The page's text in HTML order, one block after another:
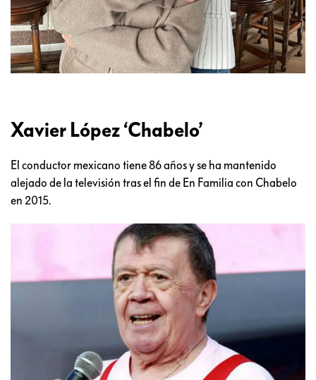
Xavier López ‘Chabelo’
El conductor mexicano tiene 86 años y se ha mantenido
alejado de la televisión tras el fin de En Familia con Chabelo
en 2015.